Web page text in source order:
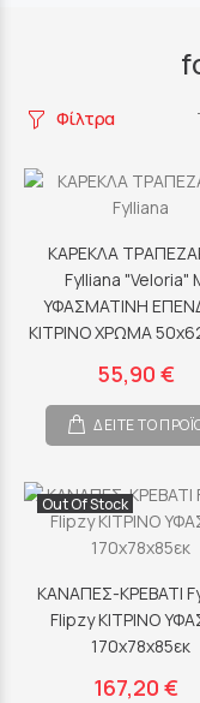
Φίλτρα
ΚΑΡΕΚΛΑ
Fylliana "Veloria"
ΥΦΑΣΜΑΤΙΝΗ
ΚΙΤΡΙΝΟ ΧΡΩΜΑ
55,90 €
ΔΕΙΤΕ ΤΟ
Out Of Stock
ΚΑΝΑΠΕΣ-ΚΡΕΒΑΤΙ
Flipzy ΚΙΤΡΙΝΟ
170x78x85εκ
167,20 €